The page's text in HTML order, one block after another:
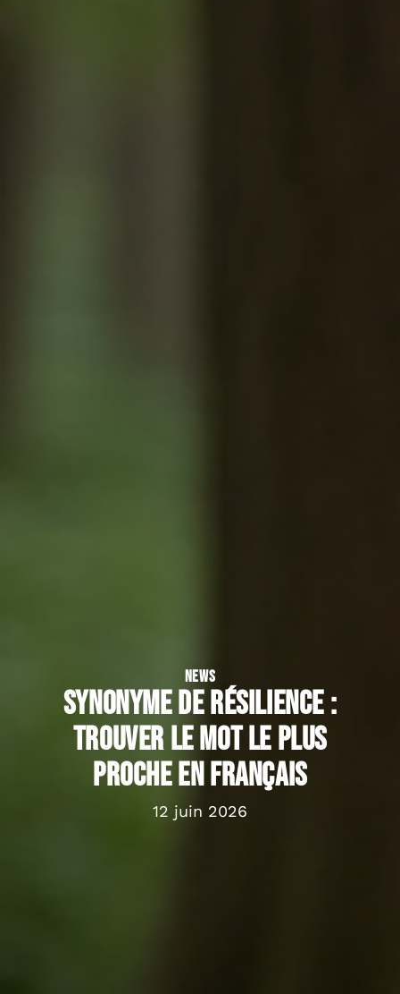
NEWS
Synonyme de résilience :
Trouver le mot le plus
proche en français
12 juin 2026